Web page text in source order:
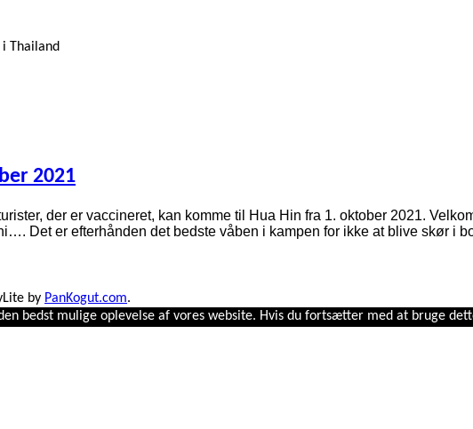
Thailand
2021
der er vaccineret, kan komme til Hua Hin fra 1. oktober 2021.
Det er efterhånden det bedste våben i kampen for ikke at blive skør i
by PanKogut.com.
bedst mulige oplevelse af vores website. Hvis du fortsætter med at bruge